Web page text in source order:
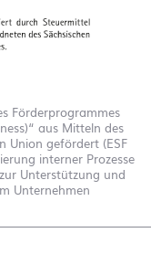
Förderprogrammes
aus Mitteln des
Union gefördert (ESF
interner Prozesse
Unterstützung und
Unternehmen